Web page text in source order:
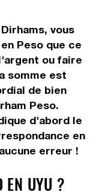
vous
Peso que ce
ou faire
somme est
de bien
Peso.
d'abord le
en
erreur !
EN UYU ?